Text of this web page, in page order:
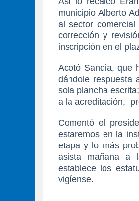
municipio Alberto
al sector
corrección y
inscripción en el
Acotó Sandia, que
dándole respuesta
sola plancha escrita;
a la acreditación,
Comentó el
estaremos en la
etapa y lo más
asista mañana a
establece los
vigíense.